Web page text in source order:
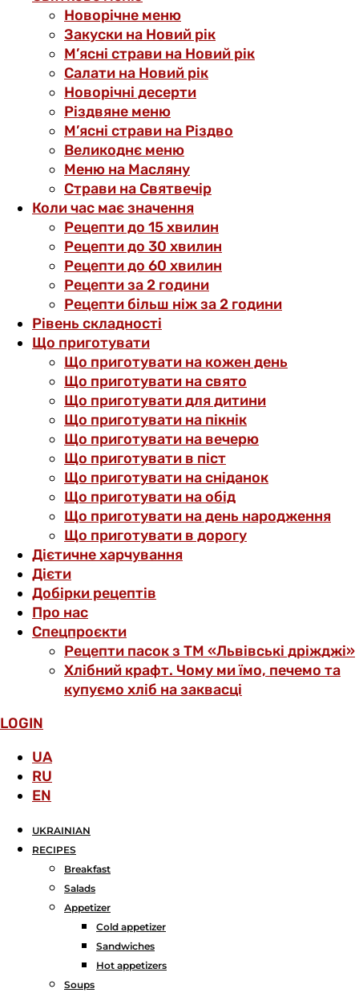
Новорічне меню
Закуски на Новий рік
М’ясні страви на Новий рік
Салати на Новий рік
Новорічні десерти
Різдвяне меню
М’ясні страви на Різдво
Великоднє меню
Меню на Масляну
Страви на Святвечір
Коли час має значення
Рецепти до 15 хвилин
Рецепти до 30 хвилин
Рецепти до 60 хвилин
Рецепти за 2 години
Рецепти більш ніж за 2 години
Рівень складності
Що приготувати
Що приготувати на кожен день
Що приготувати на свято
Що приготувати для дитини
Що приготувати на пікнік
Що приготувати на вечерю
Що приготувати в піст
Що приготувати на сніданок
Що приготувати на обід
Що приготувати на день народження
Що приготувати в дорогу
Дієтичне харчування
Дієти
Добірки рецептів
Про нас
Спецпроєкти
Рецепти пасок з ТМ «Львівські дріжджі»
Хлібний крафт. Чому ми їмо, печемо та
купуємо хліб на заквасці
LOGIN
UA
RU
EN
UKRAINIAN
RECIPES
Breakfast
Salads
Аppetizer
Cold appetizer
Sandwiches
Hot appetizers
Soups